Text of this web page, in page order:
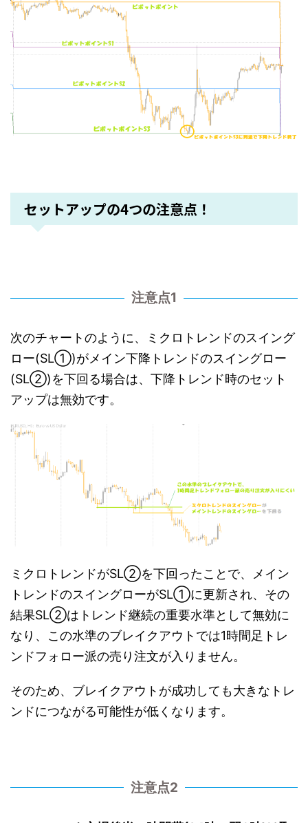
セットアップの4つの注意点！
注意点1
次のチャートのように、ミクロトレンドのスイング
ロー(SL①)がメイン下降トレンドのスイングロー
(SL②)を下回る場合は、下降トレンド時のセット
アップは無効です。
ミクロトレンドがSL②を下回ったことで、メイン
トレンドのスイングローがSL①に更新され、その
結果SL②はトレンド継続の重要水準として無効に
なり、この水準のブレイクアウトでは1時間足トレ
ンドフォロー派の売り注文が入りません。
そのため、ブレイクアウトが成功しても大きなトレ
ンドにつながる可能性が低くなります。
注意点2